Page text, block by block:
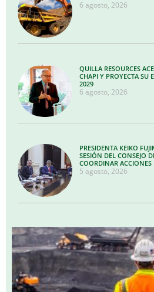
6 agosto, 2026
QUILLA RESOURCES
CHAPI Y PROYECTA SU
2029
6 agosto, 2026
PRESIDENTA KEIKO
SESIÓN DEL CONSEJO
COORDINAR
5 agosto, 2026